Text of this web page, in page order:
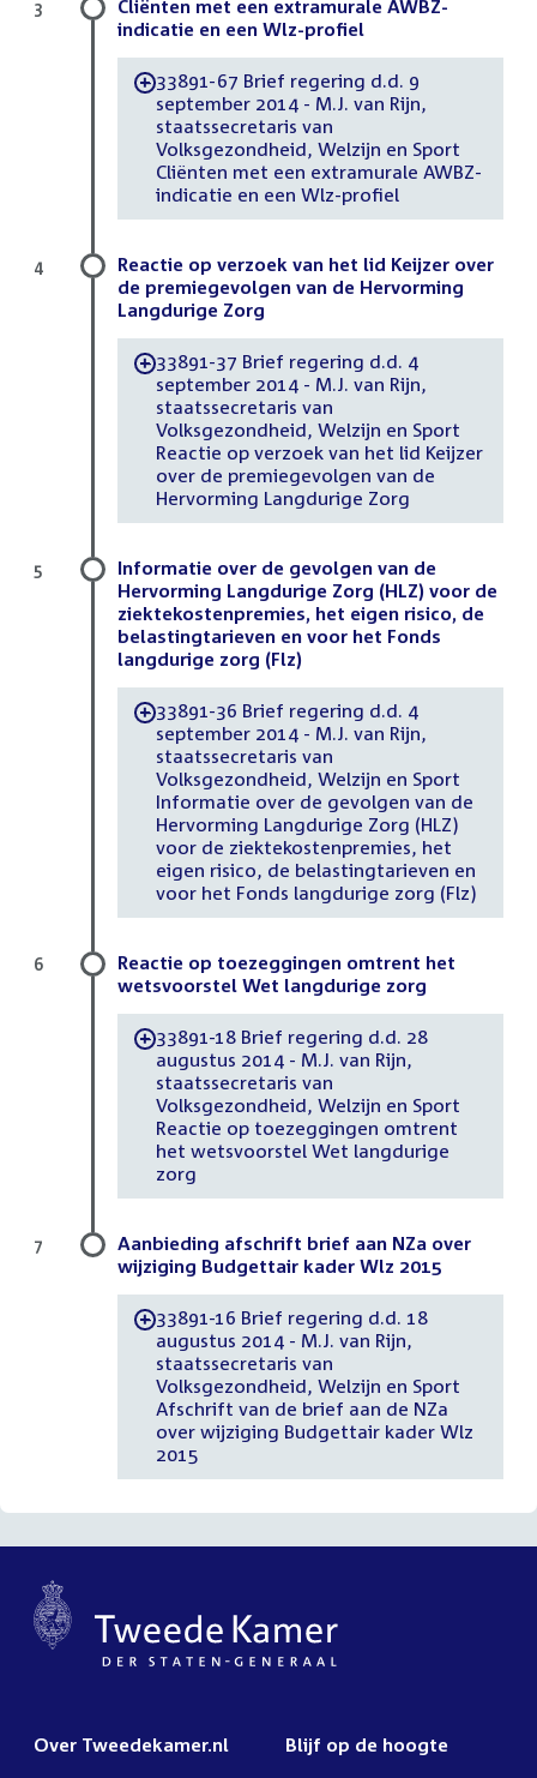
Cliënten met een extramurale AWBZ-
indicatie en een Wlz-profiel
-33891-67 Brief regering d.d. 9
september 2014 - M.J. van Rijn,
staatssecretaris van
Volksgezondheid, Welzijn en Sport
Cliënten met een extramurale AWBZ-
indicatie en een Wlz-profiel
3
Reactie op verzoek van het lid Keijzer over
de premiegevolgen van de Hervorming
Langdurige Zorg
-33891-37 Brief regering d.d. 4
september 2014 - M.J. van Rijn,
staatssecretaris van
Volksgezondheid, Welzijn en Sport
Reactie op verzoek van het lid Keijzer
over de premiegevolgen van de
Hervorming Langdurige Zorg
4
Informatie over de gevolgen van de
Hervorming Langdurige Zorg (HLZ) voor de
ziektekostenpremies, het eigen risico, de
belastingtarieven en voor het Fonds
langdurige zorg (Flz)
-33891-36 Brief regering d.d. 4
september 2014 - M.J. van Rijn,
staatssecretaris van
Volksgezondheid, Welzijn en Sport
Informatie over de gevolgen van de
Hervorming Langdurige Zorg (HLZ)
voor de ziektekostenpremies, het
eigen risico, de belastingtarieven en
voor het Fonds langdurige zorg (Flz)
5
Reactie op toezeggingen omtrent het
wetsvoorstel Wet langdurige zorg
-33891-18 Brief regering d.d. 28
augustus 2014 - M.J. van Rijn,
staatssecretaris van
Volksgezondheid, Welzijn en Sport
Reactie op toezeggingen omtrent
het wetsvoorstel Wet langdurige
zorg
6
Aanbieding afschrift brief aan NZa over
wijziging Budgettair kader Wlz 2015
-33891-16 Brief regering d.d. 18
augustus 2014 - M.J. van Rijn,
staatssecretaris van
Volksgezondheid, Welzijn en Sport
Afschrift van de brief aan de NZa
over wijziging Budgettair kader Wlz
2015
7
Over Tweedekamer.nl Blijf op de hoogte